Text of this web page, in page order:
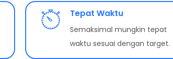
Tepat Waktu
Semaksimal mungkin tepat
waktu sesuai dengan target.